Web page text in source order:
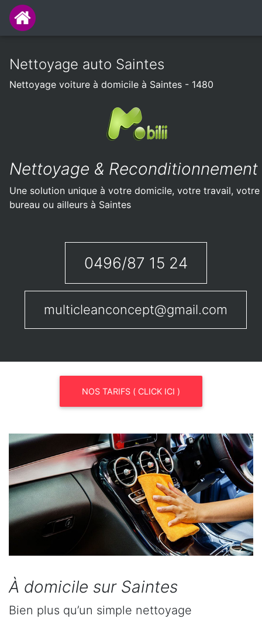
Nettoyage auto Saintes
Nettoyage voiture à domicile à Saintes - 1480
Nettoyage & Reconditionnement
Une solution unique à votre domicile, votre travail, votre
bureau ou ailleurs à Saintes
0496/87 15 24
multicleanconcept@gmail.com
NOS TARIFS ( CLICK ICI )
À domicile sur Saintes
Bien plus qu’un simple nettoyage